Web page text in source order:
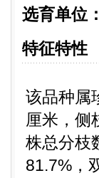
选育单位：
特征特性
该品种属
厘米，侧
株总分枝
81.7%，